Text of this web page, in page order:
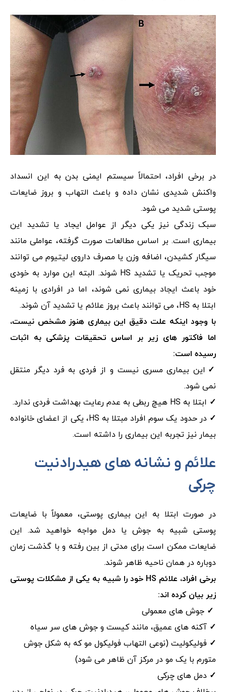
در برخی افراد، احتمالاً سیستم ایمنی بدن به این انسداد
واکنش شدیدی نشان داده و باعث التهاب و بروز ضایعات
پوستی شدید می شود.
سبک زندگی نیز یکی دیگر از عوامل ایجاد یا تشدید این
بیماری است. بر اساس مطالعات صورت گرفته، عواملی مانند
سیگار کشیدن، اضافه وزن یا مصرف داروی لیتیوم می توانند
موجب تحریک یا تشدید HS شوند. البته این موارد به خودی
خود باعث ایجاد بیماری نمی شوند، اما در افرادی با زمینه
ابتلا به HS، می توانند باعث بروز علائم یا تشدید آن شوند.
با وجود اینکه علت دقیق این بیماری هنوز مشخص نیست،
اما فاکتور های زیر بر اساس تحقیقات پزشکی به اثبات
رسیده است:
✓ این بیماری مسری نیست و از فردی به فرد دیگر منتقل
نمی شود.
✓ ابتلا به HS هیچ ربطی به عدم رعایت بهداشت فردی ندارد.
✓
در حدود یک سوم افراد مبتلا به HS، یکی از اعضای خانواده
بیمار نیز تجربه این بیماری را داشته است.
علائم و نشانه های هیدرادنیت
چرکی
در صورت ابتلا به این بیماری پوستی، معمولاً با ضایعات
پوستی شبیه به جوش یا دمل مواجه خواهید شد. این
ضایعات ممکن است برای مدتی از بین رفته و با گذشت زمان
دوباره در همان ناحیه ظاهر شوند.
برخی افراد، علائم HS خود را شبیه به یکی از مشکلات پوستی
زیر بیان کرده اند:
✓ جوش‌ های معمولی
✓ آکنه های عمیق، مانند کیست و جوش ‌های سر سیاه
✓ فولیکولیت (نوعی التهاب فولیکول مو که به شکل جوش
متورم با یک مو در مرکز آن ظاهر می ‌شود)
✓ دمل‌ های چرکی